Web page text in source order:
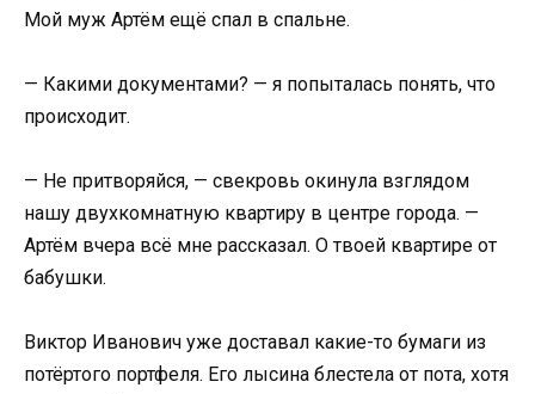
Мой муж Артём ещё спал в спальне.
— Какими документами? — я попыталась понять, что
происходит.
— Не притворяйся, — свекровь окинула взглядом
нашу двухкомнатную квартиру в центре города. —
Артём вчера всё мне рассказал. О твоей квартире от
бабушки.
Виктор Иванович уже доставал какие-то бумаги из
потёртого портфеля. Его лысина блестела от пота, хотя